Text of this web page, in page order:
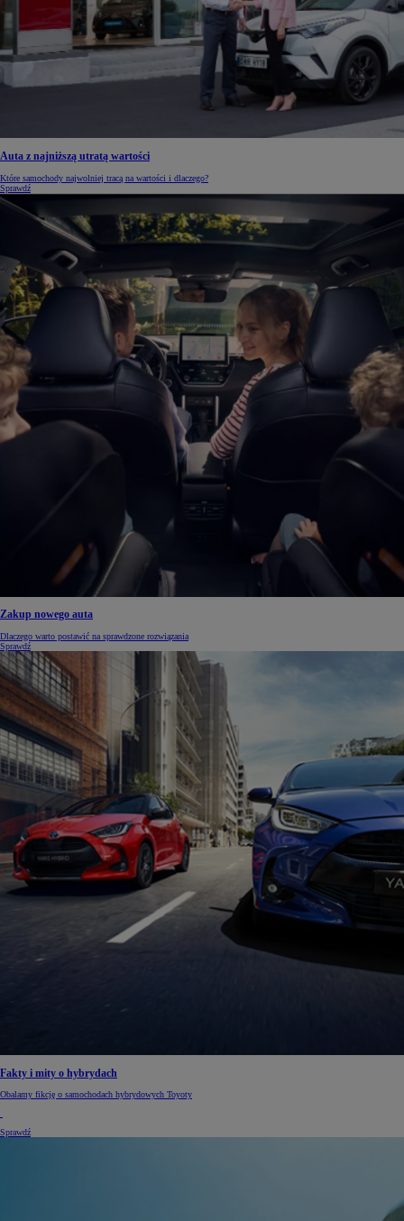
Auta z najniższą utratą wartości
Które samochody najwolniej tracą na wartości i dlaczego?
Sprawdź
Zakup nowego auta
Dlaczego warto postawić na sprawdzone rozwiązania
Sprawdź
Fakty i mity o hybrydach
Obalamy fikcję o samochodach hybrydowych Toyoty
Sprawdź